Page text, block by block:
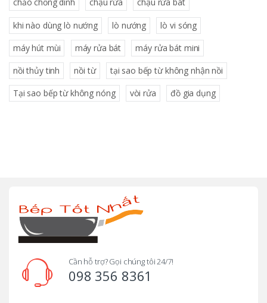
chảo chống dính chậu rửa chậu rửa bát
khi nào dùng lò nướng lò nướng lò vi sóng
máy hút mùi máy rửa bát máy rửa bát mini
nồi thủy tinh nồi từ tại sao bếp từ không nhận nồi
Tại sao bếp từ không nóng vòi rửa đồ gia dụng
Cần hỗ trợ? Gọi chúng tôi 24/7!
098 356 8361